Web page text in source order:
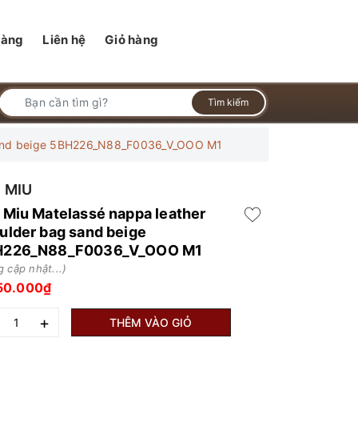
Liên hệ Giỏ hàng
Tìm kiếm
beige 5BH226_N88_F0036_V_OOO M1
MIU
Matelassé nappa leather
bag sand beige
M1
cập nhật...)
+ THÊM VÀO GIỎ